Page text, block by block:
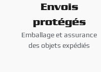
Envois
protégés
Emballage et assurance
des objets expédiés